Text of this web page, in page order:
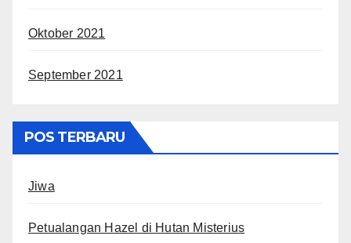
Oktober 2021
September 2021
POS TERBARU
Jiwa
Petualangan Hazel di Hutan Misterius